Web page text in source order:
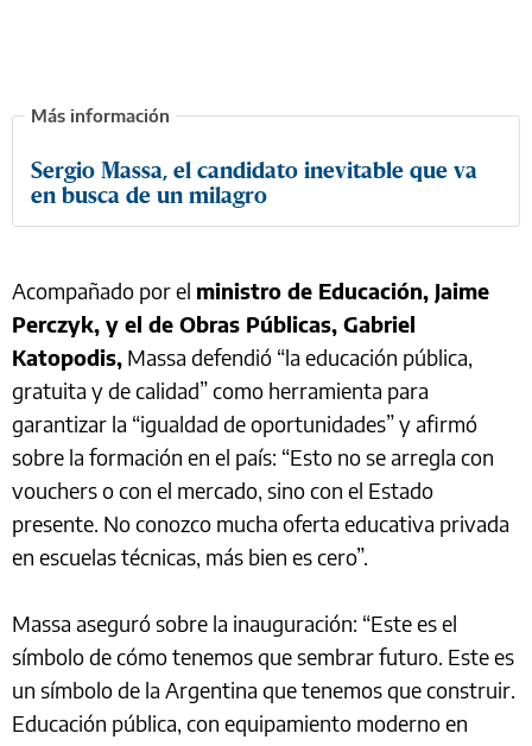
Sergio Massa, el candidato inevitable que va
en busca de un milagro
Acompañado por el ministro de Educación, Jaime
Perczyk, y el de Obras Públicas, Gabriel
Katopodis, Massa defendió “la educación pública,
gratuita y de calidad” como herramienta para
garantizar la “igualdad de oportunidades” y afirmó
sobre la formación en el país: “Esto no se arregla con
vouchers o con el mercado, sino con el Estado
presente. No conozco mucha oferta educativa privada
en escuelas técnicas, más bien es cero”.
Massa aseguró sobre la inauguración: “Este es el
símbolo de cómo tenemos que sembrar futuro. Este es
un símbolo de la Argentina que tenemos que construir.
Educación pública, con equipamiento moderno en